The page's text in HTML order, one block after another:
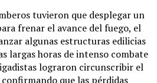
tuvieron que desplegar un
frenar el avance del fuego, el
algunas estructuras edilicias
largas horas de intenso combate
lograron circunscribir el
que las pérdidas